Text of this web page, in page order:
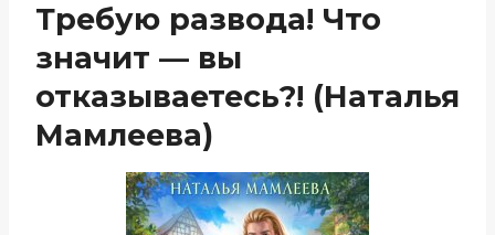
Требую развода! Что
значит — вы
отказываетесь?! (Наталья
Мамлеева)